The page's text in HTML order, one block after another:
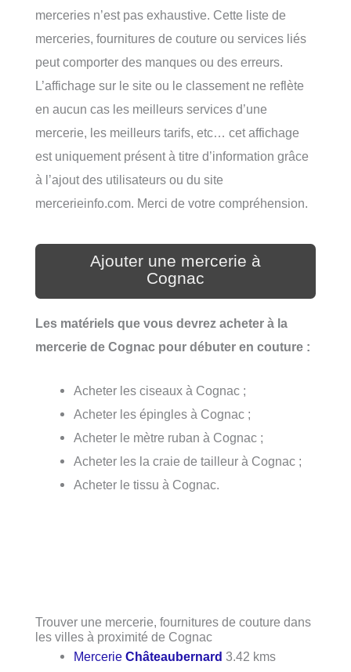
merceries n’est pas exhaustive. Cette liste de
merceries, fournitures de couture ou services liés
peut comporter des manques ou des erreurs.
L’affichage sur le site ou le classement ne reflète
en aucun cas les meilleurs services d’une
mercerie, les meilleurs tarifs, etc… cet affichage
est uniquement présent à titre d’information grâce
à l’ajout des utilisateurs ou du site
mercerieinfo.com. Merci de votre compréhension.
Ajouter une mercerie à
Cognac
Les matériels que vous devrez acheter à la
mercerie de Cognac pour débuter en couture :
Acheter les ciseaux à Cognac ;
Acheter les épingles à Cognac ;
Acheter le mètre ruban à Cognac ;
Acheter les la craie de tailleur à Cognac ;
Acheter le tissu à Cognac.
Trouver une mercerie, fournitures de couture dans
les villes à proximité de Cognac
MercerieChâteaubernard 3.42 kms